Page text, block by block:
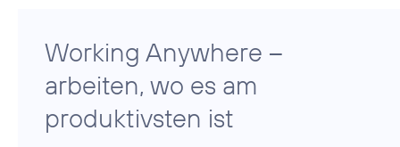
Working Anywhere –
arbeiten, wo es am
produktivsten ist